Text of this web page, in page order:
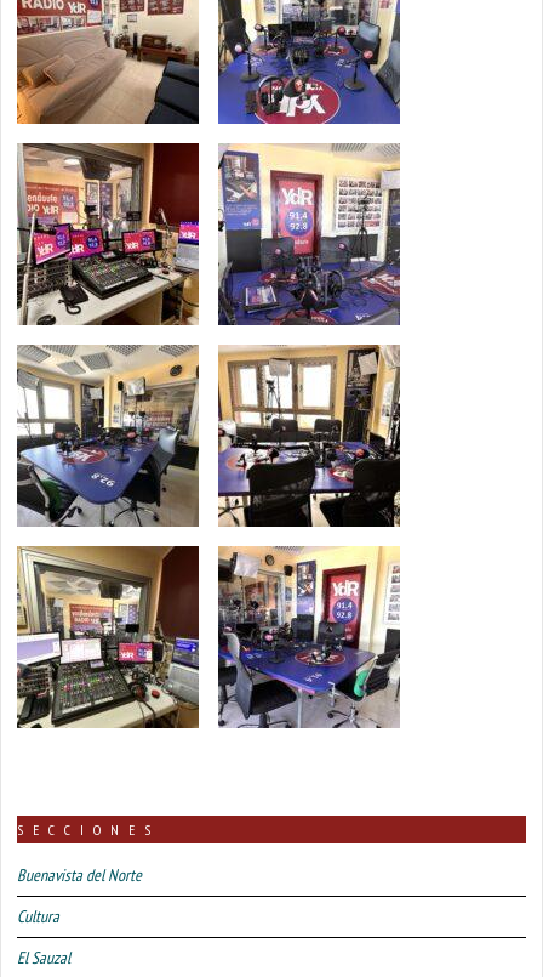
SECCIONES
Buenavista del Norte
Cultura
El Sauzal